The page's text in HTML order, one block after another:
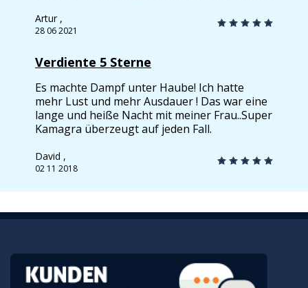
zur Sache.
Artur ,
28 06 2021
Verdiente 5 Sterne
Es machte Dampf unter Haube! Ich hatte
mehr Lust und mehr Ausdauer ! Das war eine
lange und heiße Nacht mit meiner Frau..Super
Kamagra überzeugt auf jeden Fall.
David ,
02 11 2018